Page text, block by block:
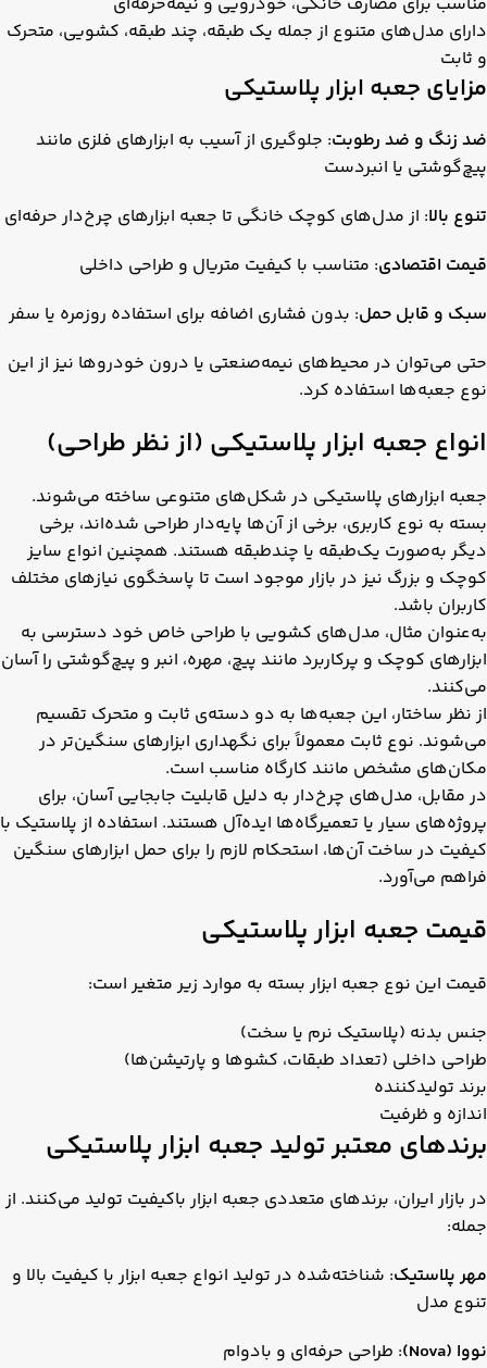
دارای مدل‌های متنوع از جمله یک طبقه، چند طبقه، کشویی، متحرک
و ثابت
مزایای جعبه ابزار پلاستیکی
ضد زنگ و ضد رطوبت: جلوگیری از آسیب به ابزارهای فلزی مانند
پیچ‌گوشتی یا انبردست
تنوع بالا: از مدل‌های کوچک خانگی تا جعبه ابزارهای چرخ‌دار حرفه‌ای
قیمت اقتصادی: متناسب با کیفیت متریال و طراحی داخلی
سبک و قابل حمل: بدون فشاری اضافه برای استفاده روزمره یا سفر
حتی می‌توان در محیط‌های نیمه‌صنعتی یا درون خودروها نیز از این
نوع جعبه‌ها استفاده کرد.
انواع جعبه ابزار پلاستیکی (از نظر طراحی)
جعبه‌ ابزارهای پلاستیکی در شکل‌های متنوعی ساخته می‌شوند.
بسته به نوع کاربری، برخی از آن‌ها پایه‌دار طراحی شده‌اند، برخی
دیگر به‌صورت یک‌طبقه یا چندطبقه هستند. همچنین انواع سایز
کوچک و بزرگ نیز در بازار موجود است تا پاسخگوی نیازهای مختلف
کاربران باشد.
به‌عنوان مثال، مدل‌های کشویی با طراحی خاص خود دسترسی به
ابزارهای کوچک و پرکاربرد مانند پیچ، مهره، انبر و پیچ‌گوشتی را آسان
می‌کنند.
از نظر ساختار، این جعبه‌ها به دو دسته‌ی ثابت و متحرک تقسیم
می‌شوند. نوع ثابت معمولاً برای نگهداری ابزارهای سنگین‌تر در
مکان‌های مشخص مانند کارگاه مناسب است.
در مقابل، مدل‌های چرخ‌دار به دلیل قابلیت جابجایی آسان، برای
پروژه‌های سیار یا تعمیرگاه‌ها ایده‌آل هستند. استفاده از پلاستیک با
کیفیت در ساخت آن‌ها، استحکام لازم را برای حمل ابزارهای سنگین
فراهم می‌آورد.
قیمت جعبه ابزار پلاستیکی
قیمت این نوع جعبه ابزار بسته به موارد زیر متغیر است:
جنس بدنه (پلاستیک نرم یا سخت)
طراحی داخلی (تعداد طبقات، کشوها و پارتیشن‌ها)
برند تولیدکننده
اندازه و ظرفیت
برندهای معتبر تولید جعبه ابزار پلاستیکی
در بازار ایران، برندهای متعددی جعبه ابزار باکیفیت تولید می‌کنند. از
جمله:
مهر پلاستیک: شناخته‌شده در تولید انواع جعبه ابزار با کیفیت بالا و
تنوع مدل
نووا (Nova)
: طراحی حرفه‌ای و بادوام